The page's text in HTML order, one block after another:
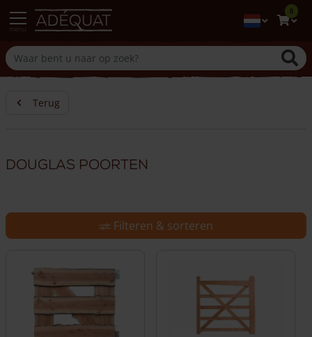
0
Terug
Douglas poorten
Filteren & sorteren